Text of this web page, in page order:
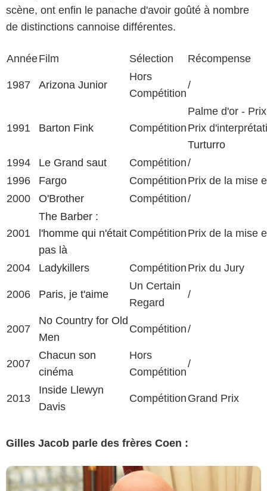
scène, ont enfin le panache d'avoir goûté à nombre
de distinctions cannoise différentes.
AnnéeFilm Sélection Récompense
1987 Arizona Junior
Hors
Compétition
/
1991 Barton Fink Compétition
Palme d'or -
Prix
Turturro
1994
Le Grand saut Compétition/
1996
Fargo Compétition Prix de la mise
2000
O'Brother Compétition/
2001
The Barber :
l'homme qui n'était
pas là
Compétition Prix de la mise
2004 Ladykillers Compétition Prix du Jury
2006 Paris, je t'aime
Un Certain
Regard
/
2007
No Country for Old
Men
Compétition/
2007
Chacun son
cinéma
Hors
Compétition
/
2013
Inside Llewyn
Davis
Compétition Grand Prix
Gilles Jacob parle des frères Coen :